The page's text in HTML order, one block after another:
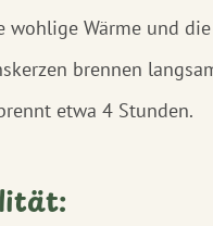
wohlige Wärme und
brennen
etwa 4 Stunden.